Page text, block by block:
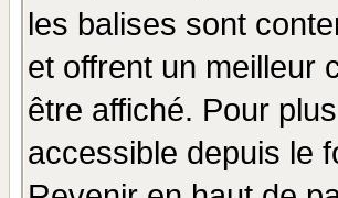
les balises sont
et offrent un meilleur
être affiché. Pour
accessible depuis le